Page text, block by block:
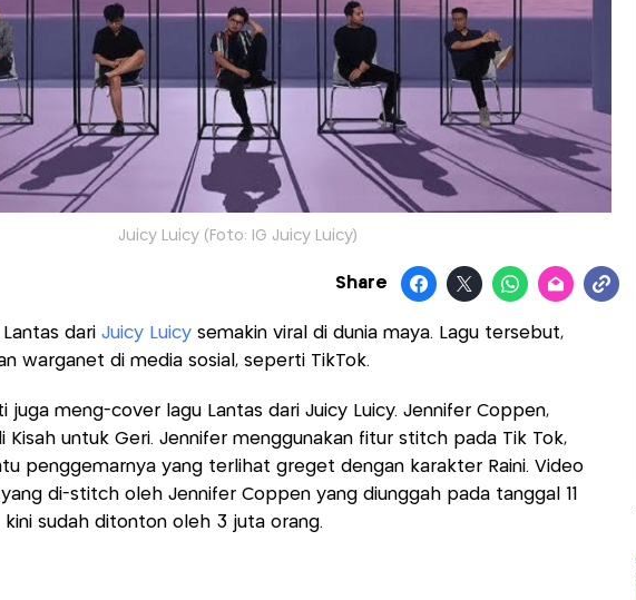
Juicy Luicy (Foto: IG Juicy Luicy)
Share
dari Juicy Luicy semakin viral di dunia maya. Lagu tersebut,
warganet di media sosial, seperti TikTok.
juga meng-cover lagu Lantas dari Juicy Luicy. Jennifer Coppen,
Kisah untuk Geri. Jennifer menggunakan fitur stitch pada Tik Tok,
penggemarnya yang terlihat greget dengan karakter Raini. Video
di-stitch oleh Jennifer Coppen yang diunggah pada tanggal 11
sudah ditonton oleh 3 juta orang.